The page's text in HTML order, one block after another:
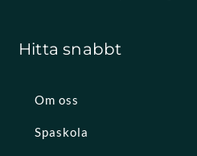
Hitta snabbt
Om oss
Spaskola